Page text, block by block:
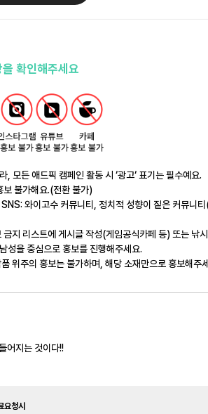
확인해주세요
, 모든 애드픽 캠페인 활동 시 ‘광고‘ 표기는 필수예요.
보 불가해요.(전환 불가)
와이고수 커뮤니티, 정치적 성향이 짙은 커뮤니
금지 리스트에 게시글 작성(게임공식카페 등) 또는 낚
성을 중심으로 홍보를 진행해주세요.
위주의 홍보는 불가하며, 해당 소재만으로 홍보해주
어지는 것이다!!
청시